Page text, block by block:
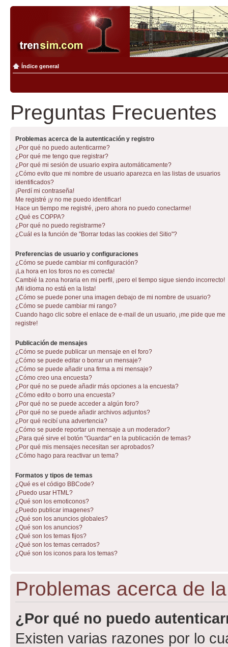
Índice general
Preguntas Frecuentes
Problemas acerca de la autenticación y registro
¿Por qué no puedo autenticarme?
¿Por qué me tengo que registrar?
¿Por qué mi sesión de usuario expira automáticamente?
¿Cómo evito que mi nombre de usuario aparezca en las listas de usuarios
identificados?
¡Perdí mi contraseña!
Me registré ¡y no me puedo identificar!
Hace un tiempo me registré, ¡pero ahora no puedo conectarme!
¿Qué es COPPA?
¿Por qué no puedo registrarme?
¿Cuál es la función de "Borrar todas las cookies del Sitio"?
Preferencias de usuario y configuraciones
¿Cómo se puede cambiar mi configuración?
¡La hora en los foros no es correcta!
Cambié la zona horaria en mi perfil, ¡pero el tiempo sigue siendo incorrecto!
¡Mi idioma no está en la lista!
¿Cómo se puede poner una imagen debajo de mi nombre de usuario?
¿Cómo se puede cambiar mi rango?
Cuando hago clic sobre el enlace de e-mail de un usuario, ¡me pide que me
registre!
Publicación de mensajes
¿Cómo se puede publicar un mensaje en el foro?
¿Cómo se puede editar o borrar un mensaje?
¿Cómo se puede añadir una firma a mi mensaje?
¿Cómo creo una encuesta?
¿Por qué no se puede añadir más opciones a la encuesta?
¿Cómo edito o borro una encuesta?
¿Por qué no se puede acceder a algún foro?
¿Por qué no se puede añadir archivos adjuntos?
¿Por qué recibí una advertencia?
¿Cómo se puede reportar un mensaje a un moderador?
¿Para qué sirve el botón "Guardar" en la publicación de temas?
¿Por qué mis mensajes necesitan ser aprobados?
¿Cómo hago para reactivar un tema?
Formatos y tipos de temas
¿Qué es el código BBCode?
¿Puedo usar HTML?
¿Qué son los emoticonos?
¿Puedo publicar imagenes?
¿Qué son los anuncios globales?
¿Qué son los anuncios?
¿Qué son los temas fijos?
¿Qué son los temas cerrados?
¿Qué son los iconos para los temas?
Problemas acerca de
¿Por qué no puedo
Existen varias razones por lo